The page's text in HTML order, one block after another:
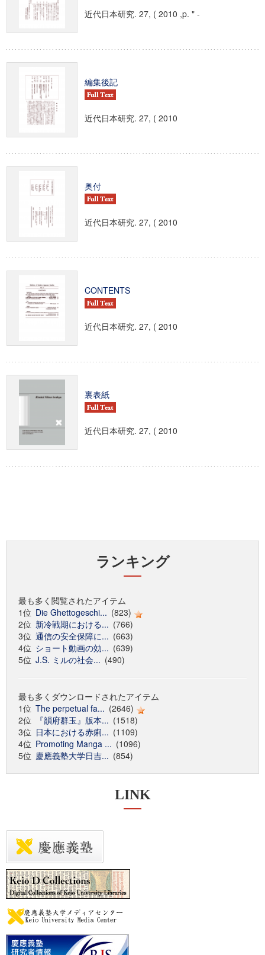
近代日本研究. 27, ( 2010 ,p. " -
編集後記
近代日本研究. 27, ( 2010
奥付
近代日本研究. 27, ( 2010
CONTENTS
近代日本研究. 27, ( 2010
裏表紙
近代日本研究. 27, ( 2010
ランキング
最も多く閲覧されたアイテム
1位 Die Ghettogeschi... (823)
2位 新冷戦期における... (766)
3位 通信の安全保障に... (663)
4位 ショート動画の効... (639)
5位 J.S. ミルの社会... (490)
最も多くダウンロードされたアイテム
1位 The perpetual fa... (2646)
2位
『韻府群玉』版本... (1518)
3位 日本における赤痢... (1109)
4位 Promoting Manga ... (1096)
5位 慶應義塾大学日吉... (854)
LINK